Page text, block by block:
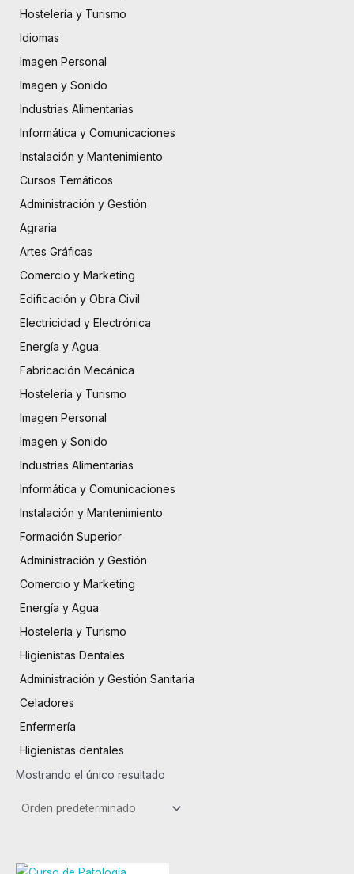
Hostelería y Turismo
Idiomas
Imagen Personal
Imagen y Sonido
Industrias Alimentarias
Informática y Comunicaciones
Instalación y Mantenimiento
Cursos Temáticos
Administración y Gestión
Agraria
Artes Gráficas
Comercio y Marketing
Edificación y Obra Civil
Electricidad y Electrónica
Energía y Agua
Fabricación Mecánica
Hostelería y Turismo
Imagen Personal
Imagen y Sonido
Industrias Alimentarias
Informática y Comunicaciones
Instalación y Mantenimiento
Formación Superior
Administración y Gestión
Comercio y Marketing
Energía y Agua
Hostelería y Turismo
Higienistas Dentales
Administración y Gestión Sanitaria
Celadores
Enfermería
Higienistas dentales
Mostrando el único resultado